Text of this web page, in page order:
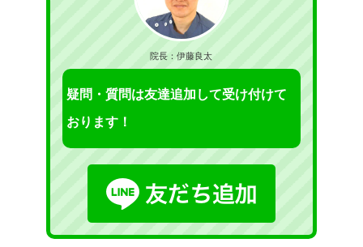
院長：伊藤良太
疑問・質問は友達追加して受け付けて
おります！